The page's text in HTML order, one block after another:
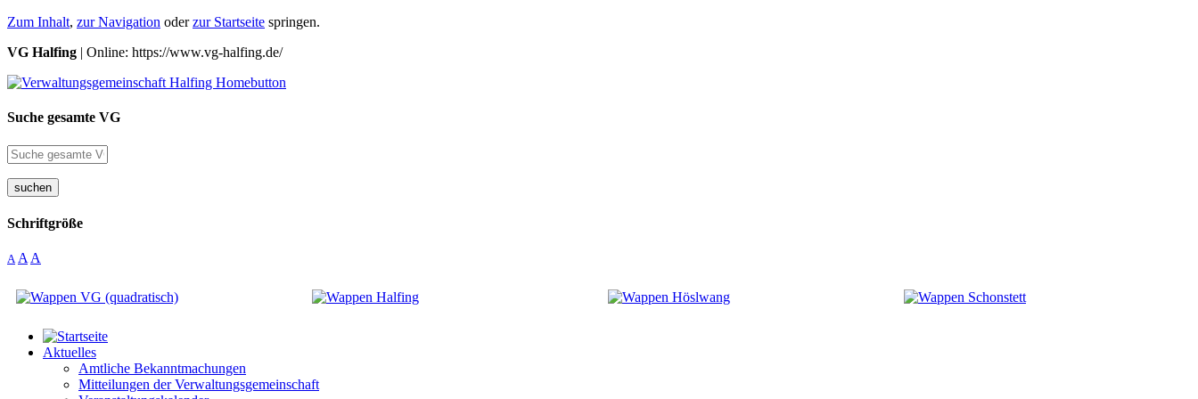
Zum Inhalt, zur Navigation oderzur Startseite springen.
VG Halfing | Online: https://www.vg-halfing.de/
Suche gesamte VG
suchen
Schriftgröße
A A A
Aktuelles
Amtliche Bekanntmachungen
Mitteilungen der Verwaltungsgemeinschaft